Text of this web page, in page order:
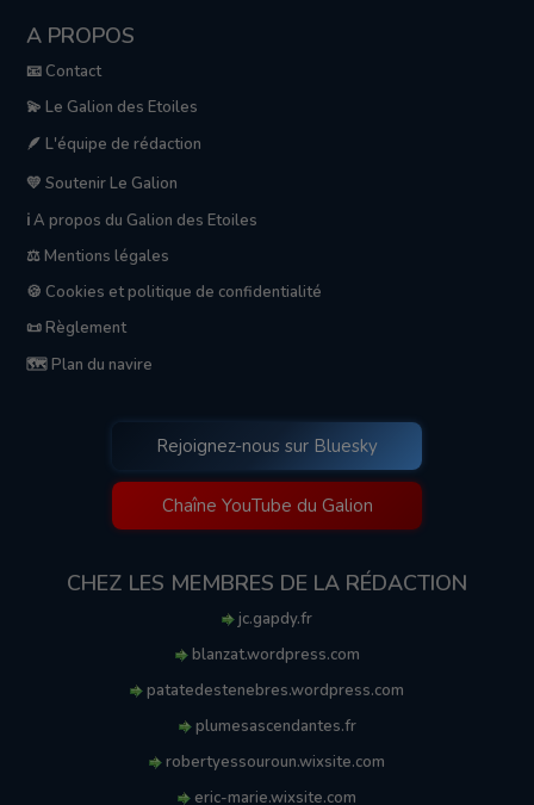
A PROPOS
📧 Contact
💫 Le Galion des Etoiles
🪶 L'équipe de rédaction
💛 Soutenir Le Galion
ℹ️ A propos du Galion des Etoiles
⚖️ Mentions légales
🍪 Cookies et politique de confidentialité
📜 Règlement
🗺️ Plan du navire
Rejoignez-nous sur Bluesky
Chaîne YouTube du Galion
CHEZ LES MEMBRES DE LA RÉDACTION
jc.gapdy.fr
blanzat.wordpress.com
patatedestenebres.wordpress.com
plumesascendantes.fr
robertyessouroun.wixsite.com
eric-marie.wixsite.com